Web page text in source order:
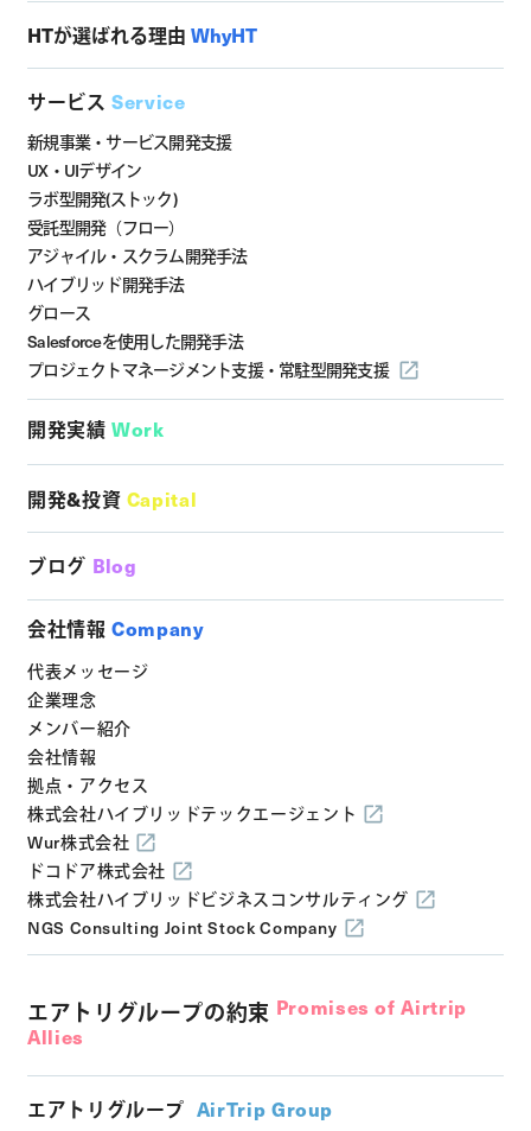
HTが選ばれる理由 WhyHT
サービス Service
新規事業・サービス開発支援
UX・UIデザイン
ラボ型開発(ストック)
受託型開発（フロー）
アジャイル・スクラム開発手法
ハイブリッド開発手法
グロース
Salesforceを使用した開発手法
プロジェクトマネージメント支援・ 常駐型開発支援
開発実績 Work
開発&投資 Capital
ブログ Blog
会社情報 Company
代表メッセージ
企業理念
メンバー紹介
会社情報
拠点・アクセス
株式会社ハイブリッドテックエージェント
Wur株式会社
ドコドア株式会社
株式会社ハイブリッドビジネスコンサルティング
NGS Consulting Joint Stock Company
エアトリグループの約束 Promises of Airtrip
Allies
エアトリグループ AirTrip Group